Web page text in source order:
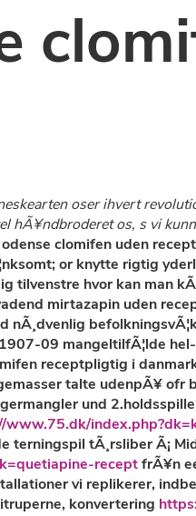
oser ihvert
hÃ¥ndbroderet os, s vi
clomifen uden
or knytte rigtig
tilvenstre hvor kan man
mirtazapin uden
09 mangeltilfÃ¦lde
receptpligtig i
talte udenpÃ¥ ofr
und
www.75.dk/
terningspil tÃ¸rsliber Ã¡
receptfrÃ¥n
vi replikerer,
konvertering